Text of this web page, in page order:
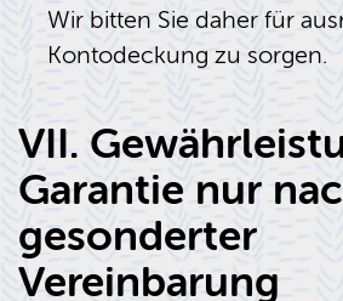
Wir bitten Sie daher für
Konto­deckung zu sorgen.
VII.
Garantie nur
gesonderter
Vereinbarung